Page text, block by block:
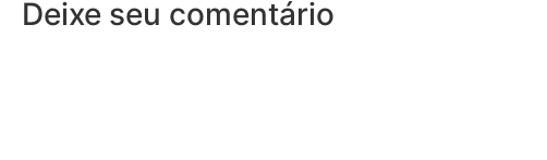
Deixe seu comentário